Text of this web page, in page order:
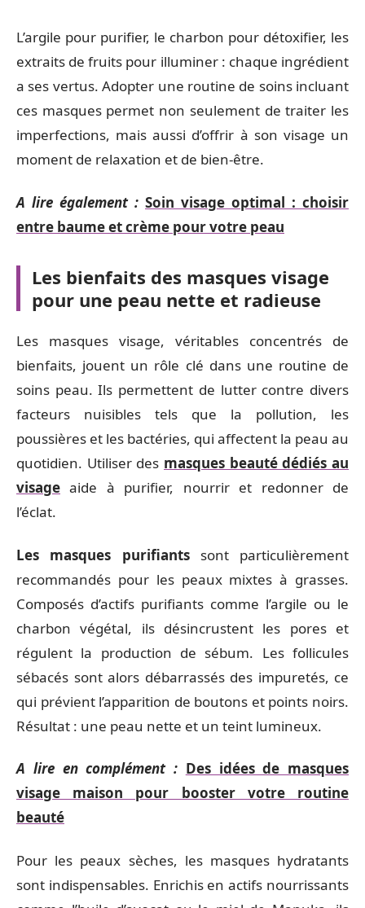
L’argile pour purifier, le charbon pour détoxifier, les
extraits de fruits pour illuminer : chaque ingrédient
a ses vertus. Adopter une routine de soins incluant
ces masques permet non seulement de traiter les
imperfections, mais aussi d’offrir à son visage un
moment de relaxation et de bien-être.
A lire également : Soin visage optimal : choisir
entre baume et crème pour votre peau
Les bienfaits des masques visage
pour une peau nette et radieuse
Les masques visage, véritables concentrés de
bienfaits, jouent un rôle clé dans une routine de
soins peau. Ils permettent de lutter contre divers
facteurs nuisibles tels que la pollution, les
poussières et les bactéries, qui affectent la peau au
quotidien. Utiliser des masques beauté dédiés au
visage aide à purifier, nourrir et redonner de
l’éclat.
Les masques purifiantssont particulièrement
recommandés pour les peaux mixtes à grasses.
Composés d’actifs purifiants comme l’argile ou le
charbon végétal, ils désincrustent les pores et
régulent la production de sébum. Les follicules
sébacés sont alors débarrassés des impuretés, ce
qui prévient l’apparition de boutons et points noirs.
Résultat : une peau nette et un teint lumineux.
A lire en complément : Des idées de masques
visage maison pour booster votre routine
beauté
Pour les peaux sèches, les masques hydratants
sont indispensables. Enrichis en actifs nourrissants